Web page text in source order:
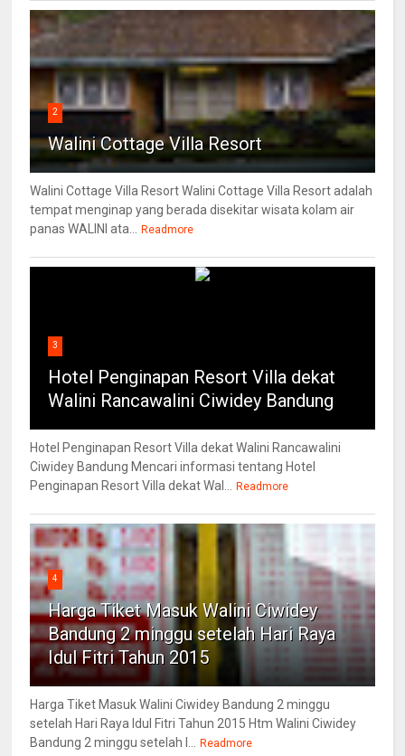
2
Walini Cottage Villa Resort
Walini Cottage Villa Resort Walini Cottage Villa Resort adalah
tempat menginap yang berada disekitar wisata kolam air
panas WALINI ata...
Readmore
3
Hotel Penginapan Resort Villa dekat
Walini Rancawalini Ciwidey Bandung
Hotel Penginapan Resort Villa dekat Walini Rancawalini
Ciwidey Bandung Mencari informasi tentang Hotel
Penginapan Resort Villa dekat Wal...
Readmore
4
Harga Tiket Masuk Walini Ciwidey
Bandung 2 minggu setelah Hari Raya
Idul Fitri Tahun 2015
Harga Tiket Masuk Walini Ciwidey Bandung 2 minggu
setelah Hari Raya Idul Fitri Tahun 2015 Htm Walini Ciwidey
Bandung 2 minggu setelah l...
Readmore